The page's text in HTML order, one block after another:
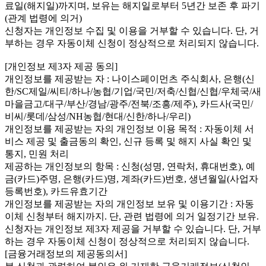
료일(해지일)까지며, 보유는 해지일로부터 5년간 보존 후 파기
(관계 법령에 의거)
신청자는 개인정보 수집 및 이용을 거부할 수 있습니다. 단, 거
부하는 경우 자동이체 신청이 정상적으로 처리되지 않습니다.
[개인정보 제3자 제공 동의]
개인정보를 제공받는 자 : 나이스페이먼츠 주식회사, 은행(신
한/SC제일/씨티/하나/농협/기업/국민/저축/신협/신협/우체국/새
마을금고/대구/부산/경남/광주/전북/조흥/제주), 카드사(국민/
비씨/롯데/삼성/NH농협/현대/신한/하나/우리)
개인정보를 제공받는 자의 개인정보 이용 목적 : 자동이체 서
비스 제공 및 출금동의 확인, 신규 등록 및 해지 사실 확인 및
통지, 민원 처리
제공하는 개인정보의 항목 : 신청(성명, 연락처, 휴대번호), 예
금(카드)주명, 은행(카드)명, 계좌(카드)번호, 생년월일(사업자
등록번호), 카드유효기간
개인정보를 제공받는 자의 개인정보 보유 및 이용기간 : 자동
이체 신청부터 해지까지. 단, 관련 법령에 의거 일정기간 보유.
신청자는 개인정보 제3자 제공을 거부할 수 있습니다. 단, 거부
하는 경우 자동이체 신청이 정상적으로 처리되지 않습니다.
[금융거래정보의 제공동의서]